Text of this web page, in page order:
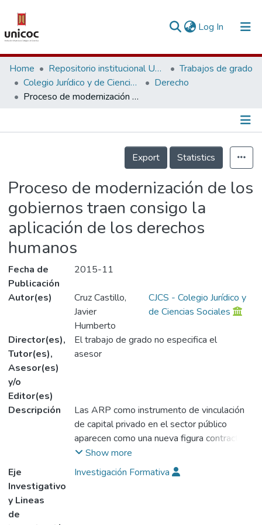
Log In (current)
Communities & Collections
Research Outputs
People
Home Repositorio institucional Unicoc, RI-unicoc
Trabajos de grado
Colegio Jurídico y de Ciencias Sociales
Derecho
Proceso de modernización de los gobiernos traen consigo la aplicación de los derechos humanos
Información de la Publicación
Export
Statistics
Proceso de modernización de los
gobiernos traen consigo la
aplicación de los derechos
humanos
Fecha de
Publicación
2015-11
Autor(es)
Cruz Castillo,
Javier
Humberto
CJCS - Colegio Jurídico y
de Ciencias Sociales
Director(es),
Tutor(es),
Asesor(es)
y/o
Editor(es)
El trabajo de grado no especifica el
asesor
Descripción
Las ARP como instrumento de vinculación
de capital privado en el sector público
aparecen como una nueva figura contractual
que materializa dos partes: Un privado y el
estado quienes constituirán herramientas
valiosas para lograr fines del Estado como:
Show more
Eje
Investigativo
y Lineas
de
Investigación Formativa